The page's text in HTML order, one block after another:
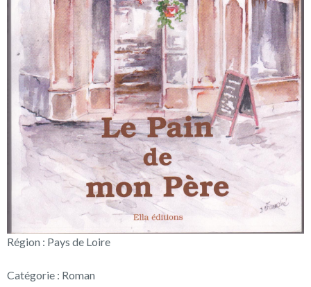
Région : Pays de Loire
Catégorie : Roman